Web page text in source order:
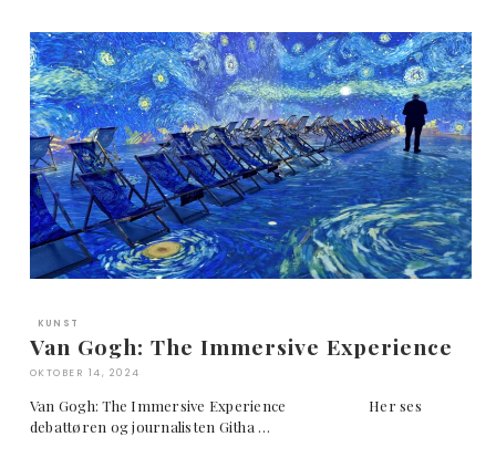
KUNST
Van Gogh: The Immersive Experience
OKTOBER 14, 2024
Van Gogh: The Immersive Experience Her ses
debattøren og journalisten Githa …